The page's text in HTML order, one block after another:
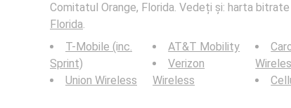
Comitatul Orange, Florida. Vedeți și: harta bitrate
Florida.
T-Mobile (inc.
Sprint)
Union Wireless
AT&T Mobility
Verizon
Wireless